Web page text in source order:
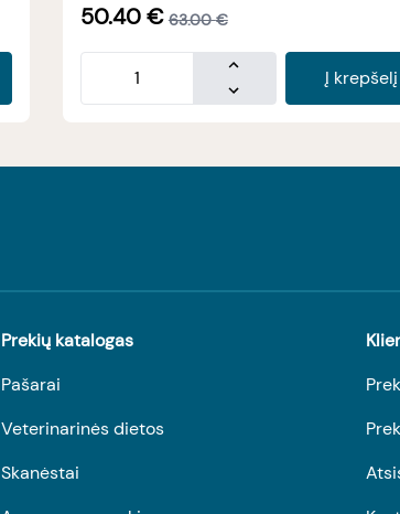
50.40€ 63.00 €
Į krepšelį
Prekių katalogas
Pašarai
Veterinarinės dietos
Skanėstai